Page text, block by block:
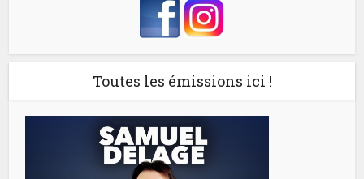
Toutes les émissions ici !